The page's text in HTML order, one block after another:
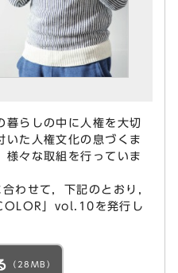
らしの中に人権を大切
いた人権文化の息づくま
様々な取組を行っていま
わせて，下記のとおり，
」vol.10を発行し
（28MB）